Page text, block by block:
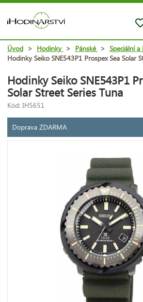
Úvod > Hodinky > Pánské > Speciální
Hodinky Seiko SNE543P1 Prospex Sea Solar
Hodinky Seiko SNE543P1
Solar Street Series Tuna
Kód: IH5651
Doprava ZDARMA